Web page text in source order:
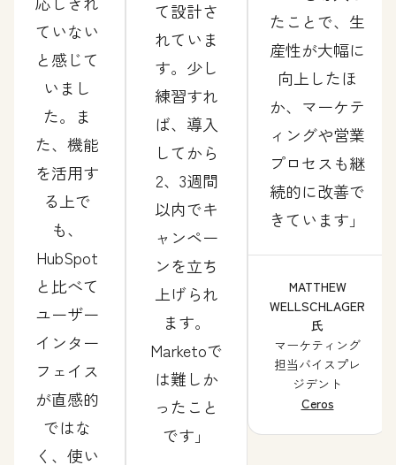
ていない
と感じて
いまし
た。ま
た、機能
を活用す
る上で
も、
HubSpot
と比べて
ユーザー
インター
フェイス
が直感的
ではな
く、使い
て設計さ
れていま
す。少し
練習すれ
ば、導入
してから
2、3週間
以内でキ
ャンペー
ンを立ち
上げられ
ます。
Marketoで
は難しか
ったこと
です
たことで、生
産性が大幅に
向上したほ
か、マーケテ
ィングや営業
プロセスも継
続的に改善で
きています
MATTHEW
WELLSCHLAGER
氏
マーケティング
担当バイスプレ
ジデント
Ceros